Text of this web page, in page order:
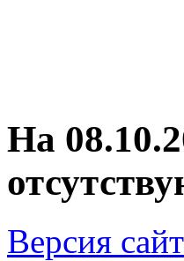
На
Версия